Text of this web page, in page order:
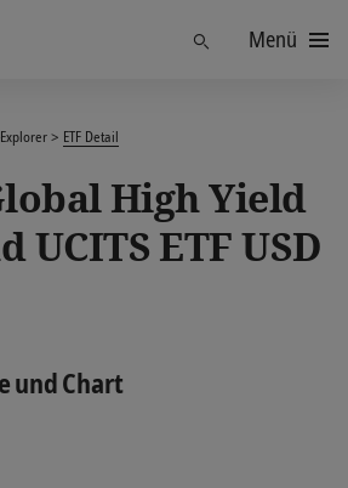
FindenMenü
Explorer ETF Detail
High Yield
UCITS ETF USD
und Chart